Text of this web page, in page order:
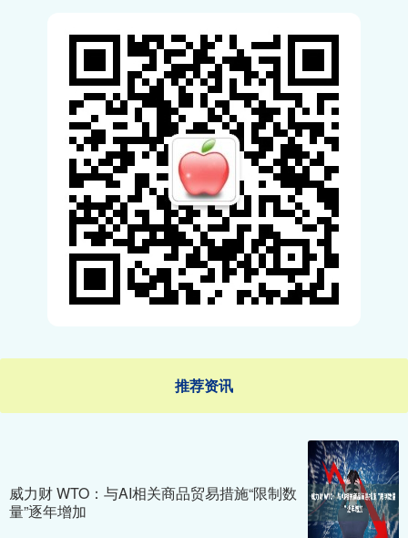
推荐资讯
威力财 WTO：与AI相关商品贸易措施“限制数
量”逐年增加